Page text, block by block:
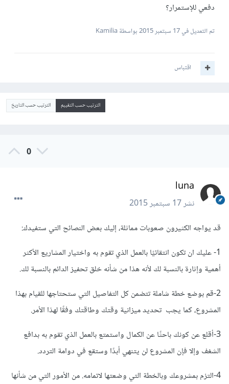
دفعي للإستمرار؟
تم التعديل في17 سبتمبر 2015 بواسطة Kamilia
اقتباس
الترتيب حسب التقييم الترتيب حسب التاريخ
0
luna
نشر17 سبتمبر 2015
قد يواجه الكثيرون صعوبات مماثلة، إليك بعض النصائح التي ستفيدك:
1- عليك ان تكون انتقائيًا بالعمل الذي تقوم به واختيار المشاريع الأكثر
أهمية وإثارة بالنسبة لك لأنه هذا من شأنه خلق تحفيز الدائم بالنسبة لك.
2-قم بوضع خطة شاملة تتضمن كل التفاصيل التي ستحتاجها للقيام بهذا
المشروع، كما يجب تحديد ميزانية وقتك وطاقتك وفقًا لهذا الأمر.
3-أقلع عن كونك باحثًا عن الكمال واستمتع بالعمل الذي تقوم به بدافع
الشغف وإلا فإن المشروع لن يتنهي أبدًا وستقع في دوامة التردد.
4-التزم بمشروعك وبالخطة التي وضعتها لاتمامه. من الأمور التي من شأنها